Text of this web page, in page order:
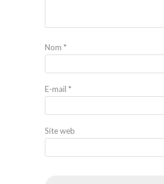
Nom *
E-mail *
Site web